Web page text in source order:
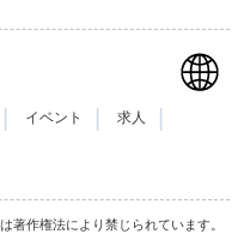
イベント 求人
著作権法により禁じられています。